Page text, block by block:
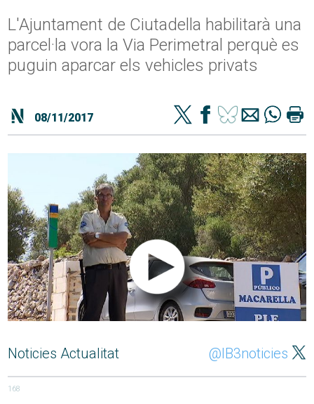
L'Ajuntament de Ciutadella habilitarà una
parcel·la vora la Via Perimetral perquè es
puguin aparcar els vehicles privats
08/11/2017
Noticies Actualitat @IB3noticies
168